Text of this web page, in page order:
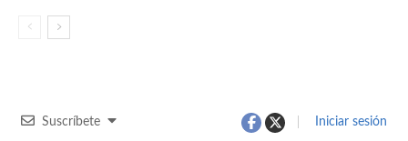
Suscríbete Iniciar sesión